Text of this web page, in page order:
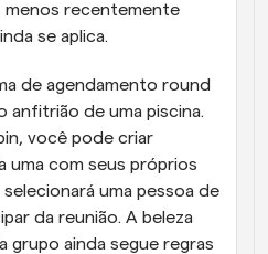
recentemente
se aplica.
de agendamento round
anfitrião de uma piscina.
você pode criar
uma com seus próprios
uma pessoa de
da reunião. A beleza
grupo ainda segue regras